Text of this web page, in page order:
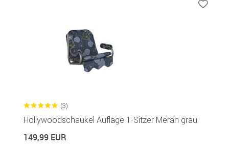
(3)
Hollywoodschaukel Auflage 1-Sitzer Meran grau
149,99 EUR